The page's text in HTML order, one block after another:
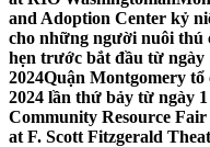
and Adoption Center kỷ
cho những người nuôi thú
hẹn trước bắt đầu từ ngày
2024Quận Montgomery tổ
2024 lần thứ bảy từ ngày
Community Resource
at F. Scott Fitzgerald